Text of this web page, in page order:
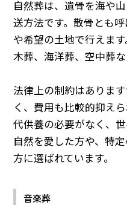
自然葬は、遺骨を海や
送方法です。散骨とも
や希望の土地で行えま
木葬、海洋葬、空中葬な
法律上の制約はありま
く、費用も比較的抑え
代供養の必要がなく、
自然を愛した方や、特
方に選ばれています。
音楽葬